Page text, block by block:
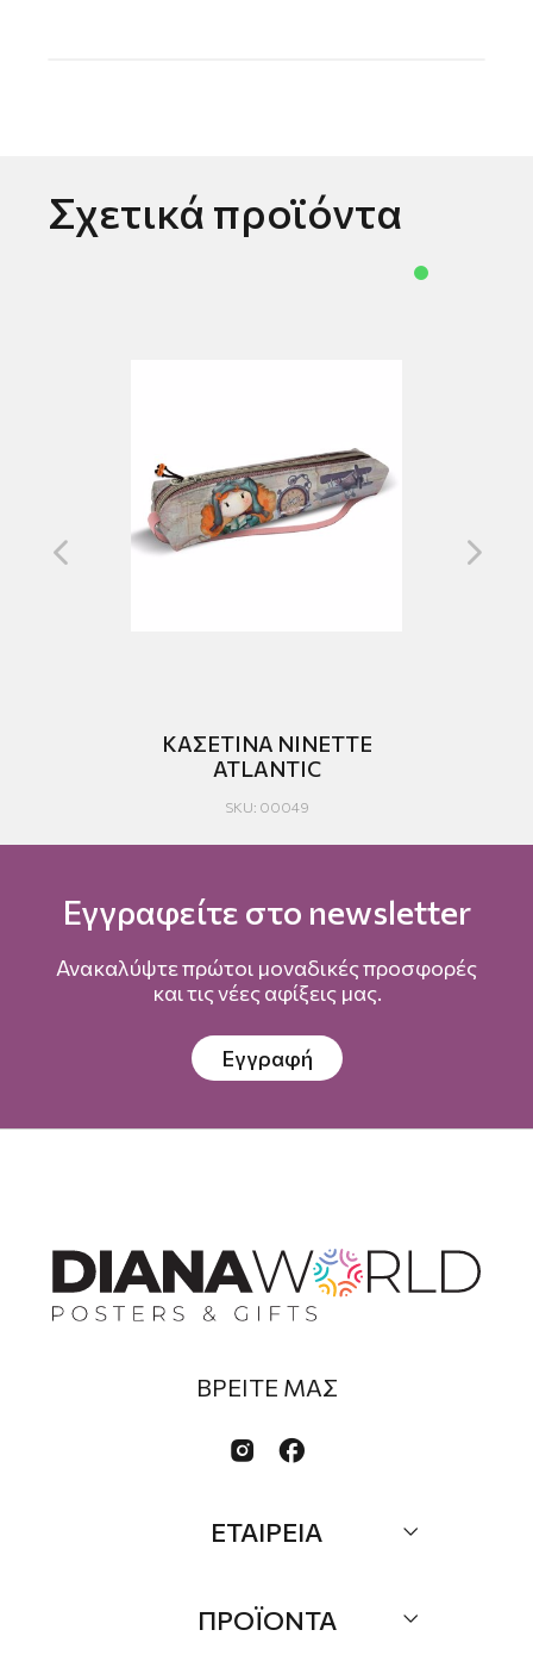
Σχετικά προϊόντα
ΚΑΣΕΤΙΝΑ NINETTE
ATLANTIC
SKU: 00049
Εγγραφείτε στο newsletter
Ανακαλύψτε πρώτοι μοναδικές προσφορές
και τις νέες αφίξεις μας.
Εγγραφή
ΒΡΕΙΤΕ ΜΑΣ
 
ΕΤΑΙΡΕΙΑ
Επικοινωνία
ΠΡΟΪΟΝΤΑ